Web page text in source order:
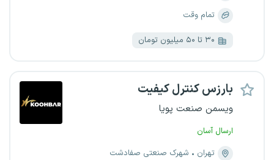
تمام وقت
۳۰ تا ۵۰ میلیون تومان
بارزس کنترل کیفیت
ویسمن صنعت پویا
ارسال آسان
تهران
شهرک صنعتی صفادشت